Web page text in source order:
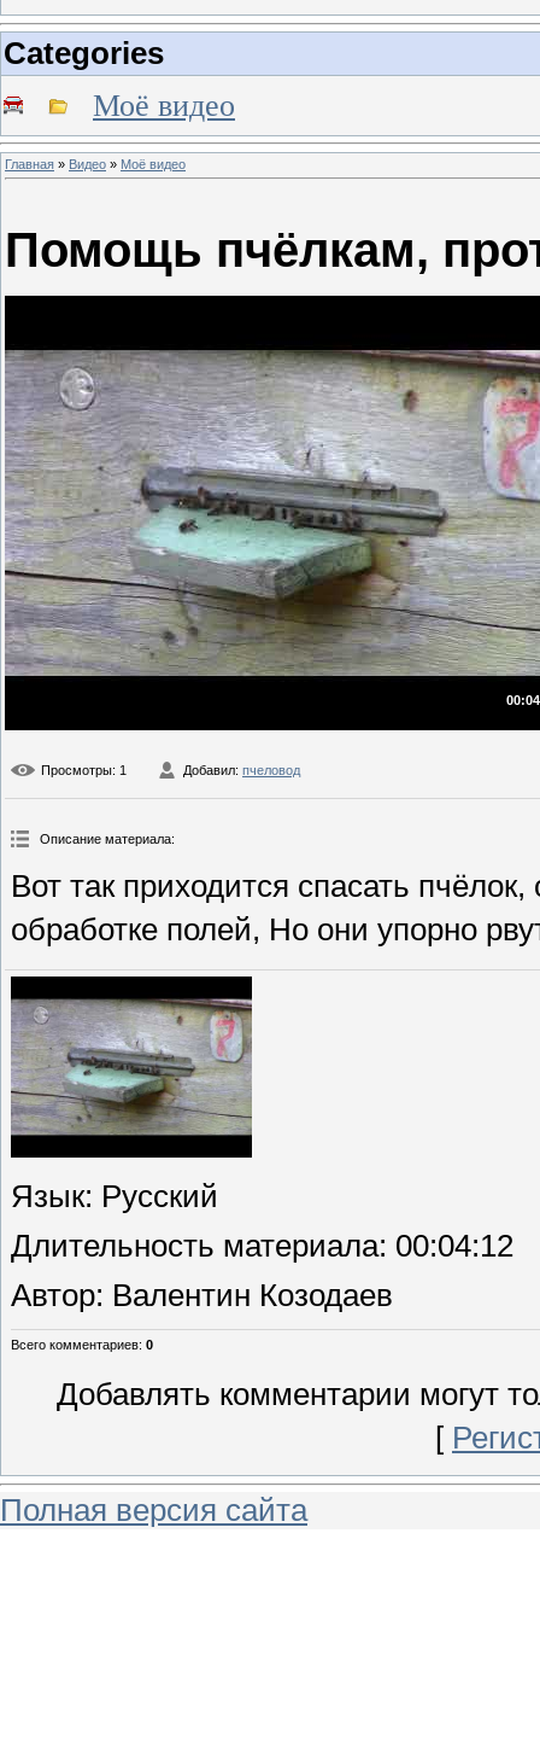
Categories
Моё видео
Главная » Видео » Моё видео
Помощь пчёлкам,
Просмотры: 1 Добавил: пчеловод
Описание материала:
Вот так приходится спасать
обработке полей, Но они упорно
Язык: Русский
Длительность материала: 00:04:12
Автор: Валентин Козодаев
Всего комментариев: 0
Добавлять комментарии могут
[
Полная версия сайта